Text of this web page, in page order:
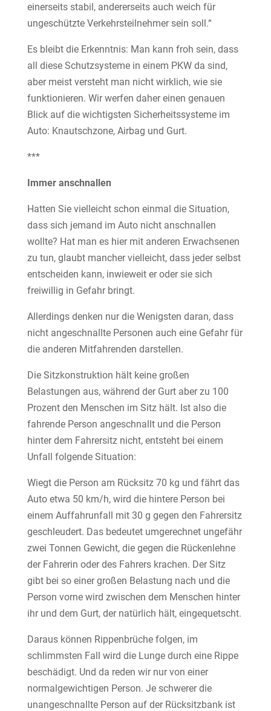
einerseits stabil, andererseits auch weich für
ungeschützte Verkehrsteilnehmer sein soll.“
Es bleibt die Erkenntnis: Man kann froh sein, dass
all diese Schutzsysteme in einem PKW da sind,
aber meist versteht man nicht wirklich, wie sie
funktionieren. Wir werfen daher einen genauen
Blick auf die wichtigsten Sicherheitssysteme im
Auto: Knautschzone, Airbag und Gurt.
***
Immer anschnallen
Hatten Sie vielleicht schon einmal die Situation,
dass sich jemand im Auto nicht anschnallen
wollte? Hat man es hier mit anderen Erwachsenen
zu tun, glaubt mancher vielleicht, dass jeder selbst
entscheiden kann, inwieweit er oder sie sich
freiwillig in Gefahr bringt.
Allerdings denken nur die Wenigsten daran, dass
nicht angeschnallte Personen auch eine Gefahr für
die anderen Mitfahrenden darstellen.
Die Sitzkonstruktion hält keine großen
Belastungen aus, während der Gurt aber zu 100
Prozent den Menschen im Sitz hält. Ist also die
fahrende Person angeschnallt und die Person
hinter dem Fahrersitz nicht, entsteht bei einem
Unfall folgende Situation:
Wiegt die Person am Rücksitz 70 kg und fährt das
Auto etwa 50 km/h, wird die hintere Person bei
einem Auffahrunfall mit 30 g gegen den Fahrersitz
geschleudert. Das bedeutet umgerechnet ungefähr
zwei Tonnen Gewicht, die gegen die Rückenlehne
der Fahrerin oder des Fahrers krachen. Der Sitz
gibt bei so einer großen Belastung nach und die
Person vorne wird zwischen dem Menschen hinter
ihr und dem Gurt, der natürlich hält, eingequetscht.
Daraus können Rippenbrüche folgen, im
schlimmsten Fall wird die Lunge durch eine Rippe
beschädigt. Und da reden wir nur von einer
normalgewichtigen Person. Je schwerer die
unangeschnallte Person auf der Rücksitzbank ist